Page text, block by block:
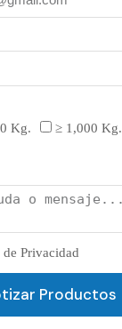
Kg.
≥ 1,000 Kg.
Privacidad
Productos